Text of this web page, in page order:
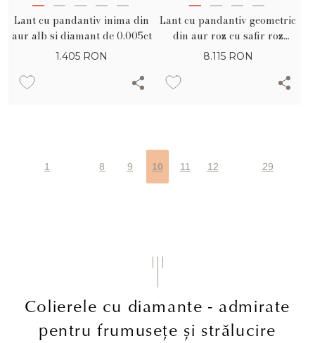
Lant cu pandantiv inima din
aur alb si diamant de 0.005ct
1.405 RON
Lant cu pandantiv geometric
din aur roz cu safir roz
rectangular de 0.6ct si
8.115 RON
1 8 9 10 11 12 29
Colierele cu diamante - admirate
pentru frumusețe și strălucire